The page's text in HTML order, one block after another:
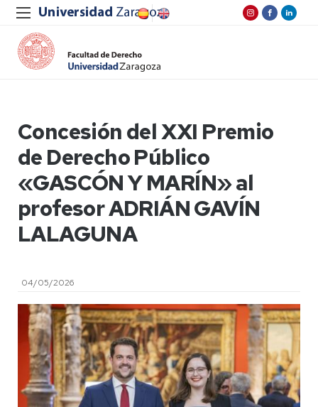
Concesión del XXI Premio
de Derecho Público
«GASCÓN Y MARÍN» al
profesor ADRIÁN GAVÍN
LALAGUNA
04/05/2026